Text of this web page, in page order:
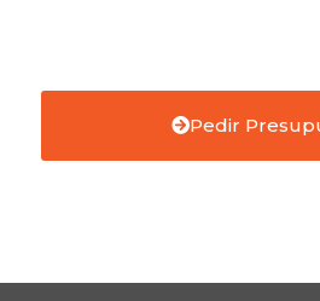
Pedir